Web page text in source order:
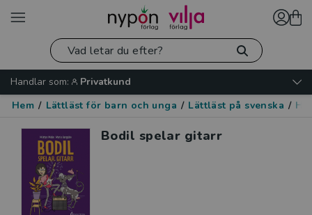
Handlar som:
Privatkund
Hem / Lättläst för barn och unga / Lättläst på svenska /
Bodil spelar gitarr